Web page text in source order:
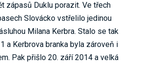
zápasů Duklu porazit. Ve třech
Slovácko vstřelilo jedinou
Milana Kerbra. Stalo se tak
a Kerbrova branka byla zároveň i
Pak přišlo 20. září 2014 a velká